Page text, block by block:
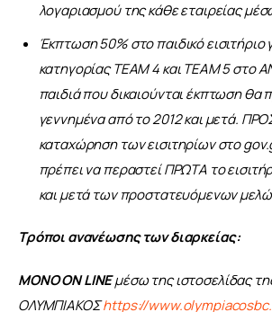
λογαριασμού της κάθε εταιρείας
Έκπτωση 50% στο παιδικό εισιτήριο
κατηγορίας ΤΕΑΜ 4 και ΤΕΑΜ 5 στο
παιδιά που δικαιούνται έκπτωση θα
γεννημένα από το 2012 και μετά.
καταχώρηση των εισιτηρίων στο
πρέπει να περαστεί ΠΡΩΤΑ το
και μετά των προστατευόμενων
Τρόποι ανανέωσης των διαρκείας:
ΜΟΝΟ ONLINE μέσω της ιστοσελίδας
ΟΛΥΜΠΙΑΚΟΣ https://